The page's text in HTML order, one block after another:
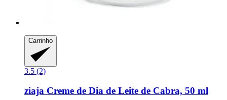
Carrinho
3.5 (2)
ziaja Creme de Dia de Leite de Cabra, 50 ml